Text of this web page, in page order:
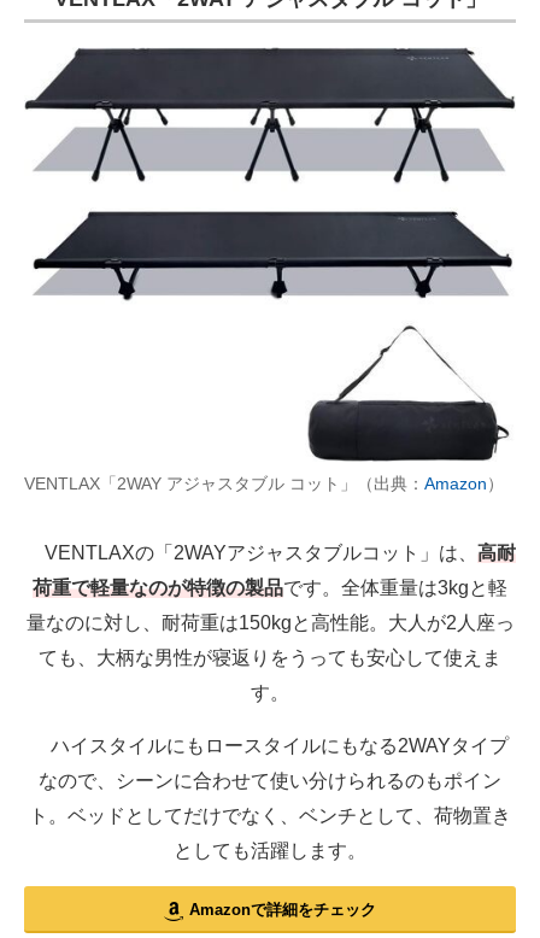
VENTLAX「2WAY アジャスタブル コット」（出典： Amazon）
VENTLAXの「2WAYアジャスタブルコット」は、 高耐
荷重で軽量なのが特徴の製品です。全体重量は3kgと軽
量なのに対し、耐荷重は150kgと高性能。大人が2人座っ
ても、大柄な男性が寝返りをうっても安心して使えま
す。
ハイスタイルにもロースタイルにもなる2WAYタイプ
なので、シーンに合わせて使い分けられるのもポイン
ト。ベッドとしてだけでなく、ベンチとして、荷物置き
としても活躍します。
Amazonで詳細をチェック